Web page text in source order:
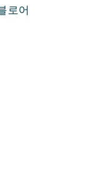
로어